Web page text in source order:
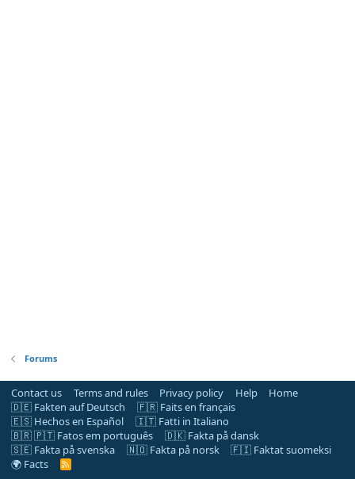
Forums
Contact us Terms and rules Privacy policy Help
Home
🇩🇪 Fakten auf Deutsch
🇫🇷 Faits en français
🇪🇸 Hechos en Español
🇮🇹 Fatti in Italiano
🇧🇷 🇵🇹 Fatos em português
🇩🇰 Fakta på dansk
🇸🇪 Fakta på svenska
🇳🇴 Fakta på norsk
🇫🇮 Faktat suomeksi
🌍 Facts
R